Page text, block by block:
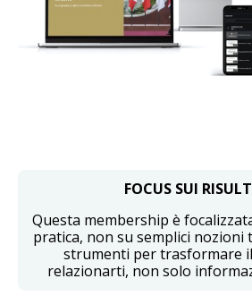
FOCUS SUI
Questa membership è
pratica, non su semplici nozioni
strumenti per trasformare
relazionarti, non solo